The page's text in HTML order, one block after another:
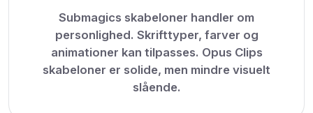
Submagics skabeloner handler om
personlighed. Skrifttyper, farver og
animationer kan tilpasses. Opus Clips
skabeloner er solide, men mindre visuelt
slående.